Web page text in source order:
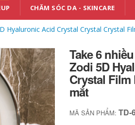
CHĂM SÓC DA - SKINCARE
Hyaluronic Acid Crystal Crystal Crystal
Take 6
Zodi 5D
Crystal Film
mắt
MÃ SẢN PHẨM:TD-